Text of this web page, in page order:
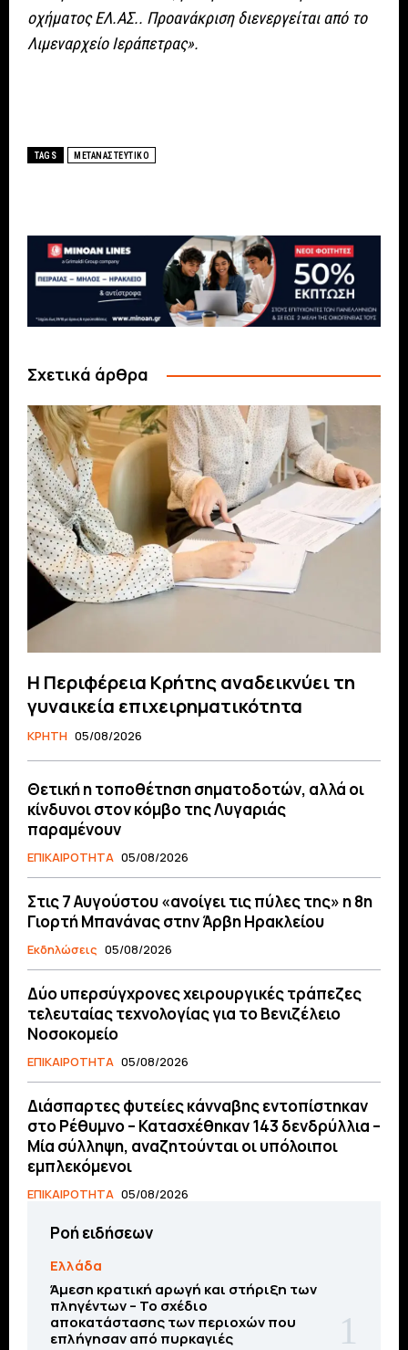
οχήματος ΕΛ.ΑΣ.. Προανάκριση διενεργείται από το
Λιμεναρχείο Ιεράπετρας».
TAGS ΜΕΤΑΝΑΣΤΕΥΤΙΚΟ
Σχετικά άρθρα
Η Περιφέρεια Κρήτης αναδεικνύει τη
γυναικεία επιχειρηματικότητα
ΚΡΗΤΗ 05/08/2026
Θετική η τοποθέτηση σηματοδοτών, αλλά οι
κίνδυνοι στον κόμβο της Λυγαριάς
παραμένουν
ΕΠΙΚΑΙΡΟΤΗΤΑ 05/08/2026
Στις 7 Αυγούστου «ανοίγει τις πύλες της» η 8η
Γιορτή Μπανάνας στην Άρβη Ηρακλείου
Εκδηλώσεις 05/08/2026
Δύο υπερσύγχρονες χειρουργικές τράπεζες
τελευταίας τεχνολογίας για το Βενιζέλειο
Νοσοκομείο
ΕΠΙΚΑΙΡΟΤΗΤΑ 05/08/2026
Διάσπαρτες φυτείες κάνναβης εντοπίστηκαν
στο Ρέθυμνο – Κατασχέθηκαν 143 δενδρύλλια –
Μία σύλληψη, αναζητούνται οι υπόλοιποι
εμπλεκόμενοι
ΕΠΙΚΑΙΡΟΤΗΤΑ 05/08/2026
Ροή ειδήσεων
Ελλάδα
Άμεση κρατική αρωγή και στήριξη των
πληγέντων – Το σχέδιο
αποκατάστασης των περιοχών που
επλήγησαν από πυρκαγιές